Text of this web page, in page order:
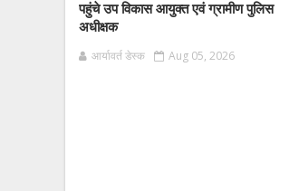
पहुंचे उप विकास आयुक्त एवं ग्रामीण पुलिस
अधीक्षक
आर्यावर्त डेस्क Aug 05, 2026